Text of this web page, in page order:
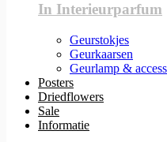
In Interieurparfum
Geurstokjes
Geurkaarsen
Geurlamp &
Posters
Driedflowers
Sale
Informatie